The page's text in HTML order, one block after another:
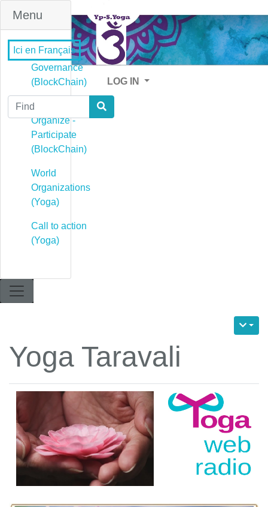
Menu
Governance
(BlockChain)
Governance -
Organize -
Participate
(BlockChain)
World
Organizations
(Yoga)
Call to action
(Yoga)
Ici en Français
LOG IN
Find
Yoga Taravali